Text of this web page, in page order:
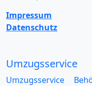
Impressum
Datenschutz
Umzugsservice
Umzugsservice